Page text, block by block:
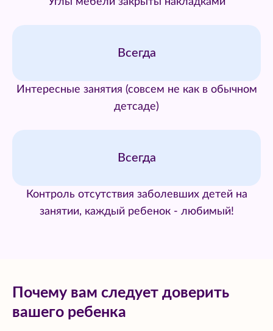
Всегда
Интересные занятия (совсем не как в обычном
детсаде)
Всегда
Контроль отсутствия заболевших детей на
занятии, каждый ребенок - любимый!
Почему вам следует доверить
вашего ребенка